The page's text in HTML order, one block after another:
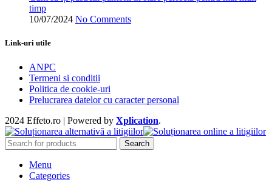
timp
10/07/2024 No Comments
Link-uri utile
ANPC
Termeni si conditii
Politica de cookie-uri
Prelucrarea datelor cu caracter personal
2024 Effeto.ro | Powered by Xplication.
Search
Menu
Categories